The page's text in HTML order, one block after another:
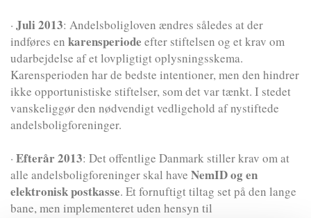
· Juli 2013: Andelsboligloven ændres således at der
indføres en karensperiode efter stiftelsen og et krav om
udarbejdelse af et lovpligtigt oplysningsskema.
Karensperioden har de bedste intentioner, men den hindrer
ikke opportunistiske stiftelser, som det var tænkt. I stedet
vanskeliggør den nødvendigt vedligehold af nystiftede
andelsboligforeninger.
· Efterår 2013: Det offentlige Danmark stiller krav om at
alle andelsboligforeninger skal have NemID og en
elektronisk postkasse. Et fornuftigt tiltag set på den lange
bane, men implementeret uden hensyn til